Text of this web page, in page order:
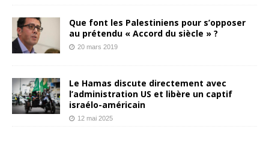
Que font les Palestiniens pour s’opposer
au prétendu « Accord du siècle » ?
20 mars 2019
Le Hamas discute directement avec
l’administration US et libère un captif
israélo-américain
12 mai 2025